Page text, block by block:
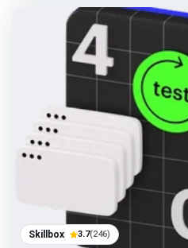
Skillbox 3.7(246)